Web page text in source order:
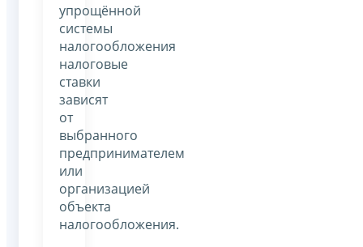
упрощённой
системы
налогообложения
налоговые
ставки
зависят
от
выбранного
предпринимателем
или
организацией
объекта
налогообложения.